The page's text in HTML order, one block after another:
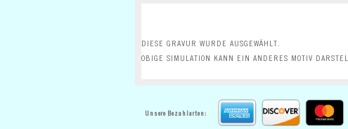
DIESE GRAVUR WURDE AUSGEWÄHLT.
OBIGE SIMULATION KANN EIN ANDERES MOTIV
Unsere Bezahlarten: